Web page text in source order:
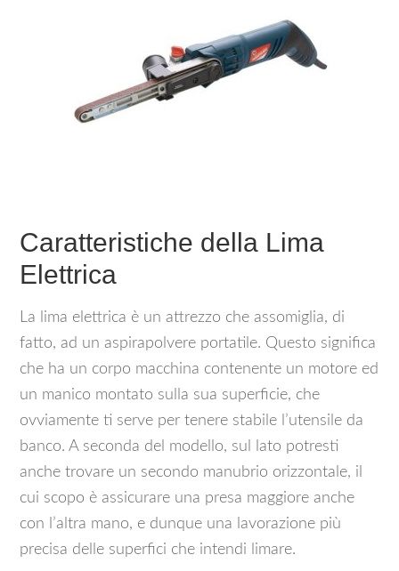
Caratteristiche della Lima
Elettrica
La lima elettrica è un attrezzo che assomiglia, di
fatto, ad un aspirapolvere portatile. Questo significa
che ha un corpo macchina contenente un motore ed
un manico montato sulla sua superficie, che
ovviamente ti serve per tenere stabile l’utensile da
banco. A seconda del modello, sul lato potresti
anche trovare un secondo manubrio orizzontale, il
cui scopo è assicurare una presa maggiore anche
con l’altra mano, e dunque una lavorazione più
precisa delle superfici che intendi limare.